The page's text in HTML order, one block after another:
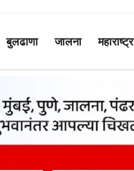
बुलढाणा जालना महाराष्ट्र